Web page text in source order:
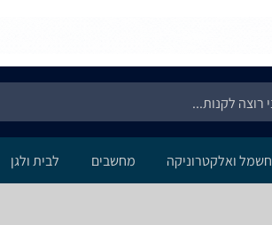
חשמל ואלקטרוניקה מחשבים לבית ולגן